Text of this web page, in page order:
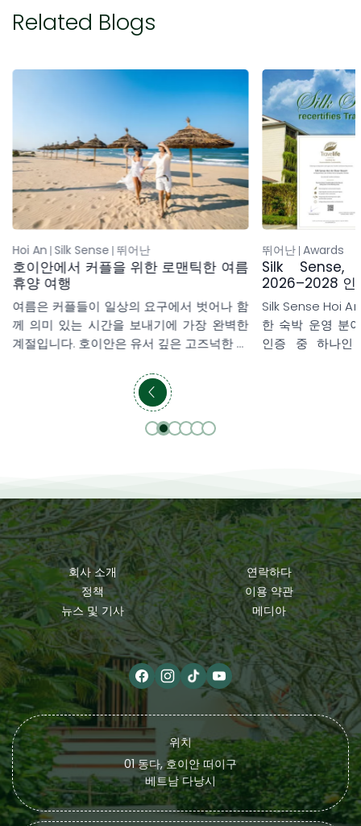
Related Blogs
Hoi An Silk Sense 뛰어난
호이안에서 커플을 위한 로맨틱한 여름
휴양 여행
여름은 커플들이 일상의 요구에서 벗어나 함
께 의미 있는 시간을 보내기에 가장 완벽한
계절입니다. 호이안은 유서 깊은 고즈넉한 옛
듬으로 오랫동안 로맨틱한 커플 여름 휴양
여행지로 사랑받아 왔습니다. 형형색색의 등
불 아래를 거닐고 바다 위로 떠오르는 일출
을 감상하며, 현지 문화를 경험하고 특별한
뛰어난 Awards
Silk Sense,
2026–2028 인
Silk Sense Hoi
한 숙박 운영 분
인증 중 하나
회사 소개
연락하다
정책
이용 약관
뉴스 및 기사
메디아
위치
01 동다, 호이안 떠이구
베트남 다낭시